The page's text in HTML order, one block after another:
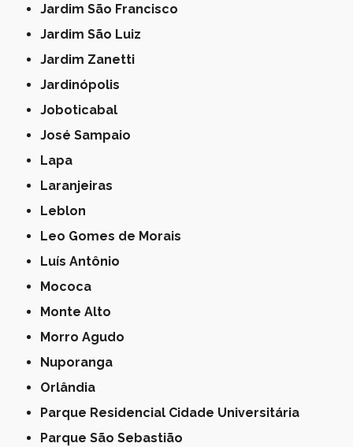
Jardim São Francisco
Jardim São Luiz
Jardim Zanetti
Jardinópolis
Joboticabal
José Sampaio
Lapa
Laranjeiras
Leblon
Leo Gomes de Morais
Luís Antônio
Mococa
Monte Alto
Morro Agudo
Nuporanga
Orlândia
Parque Residencial Cidade Universitária
Parque São Sebastião